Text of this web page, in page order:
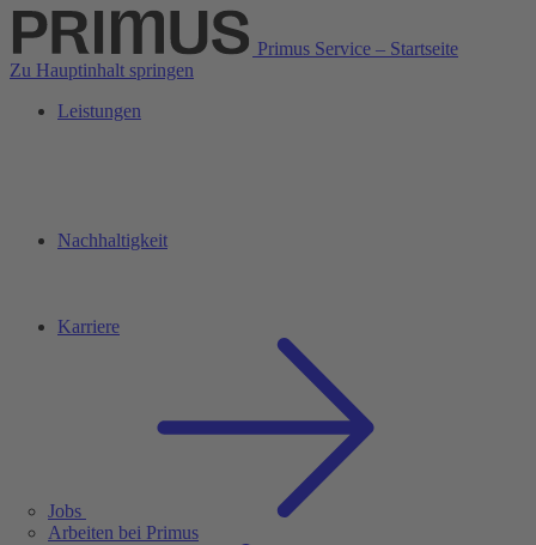
Primus Service – Startseite
Zu Hauptinhalt springen
Leistungen
Nachhaltigkeit
Karriere
Jobs
Arbeiten bei Primus